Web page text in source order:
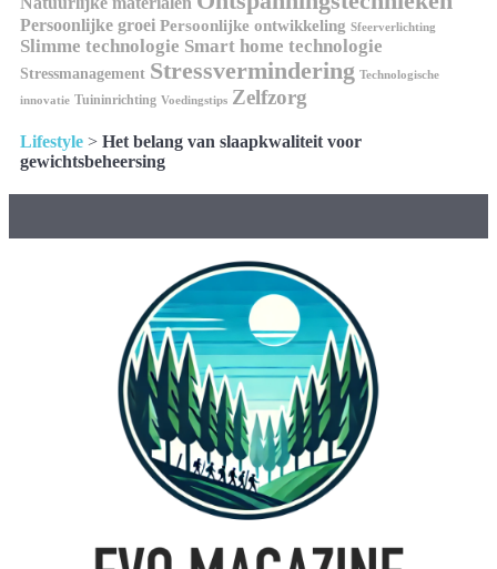
Persoonlijke groei Persoonlijke ontwikkeling Sfeerverlichting
Slimme technologie Smart home technologie
Stressmanagement Stressvermindering Technologische
innovatie Tuininrichting Voedingstips Zelfzorg
Lifestyle > Het belang van slaapkwaliteit voor
gewichtsbeheersing